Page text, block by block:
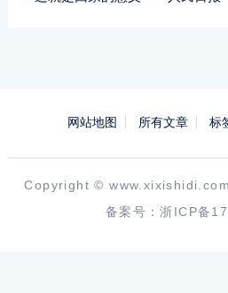
网站地图 所有文章 标
Copyright ©www.xixishidi.com
备案号：浙ICP备